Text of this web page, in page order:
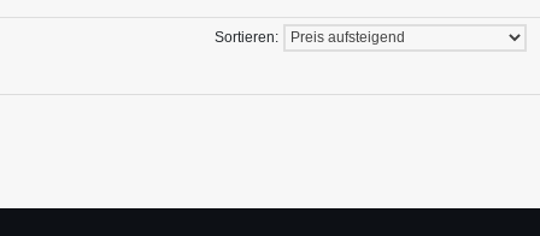
Sortieren: